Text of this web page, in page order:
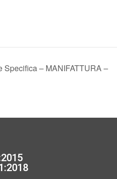
Specifica – MANIFATTURA –